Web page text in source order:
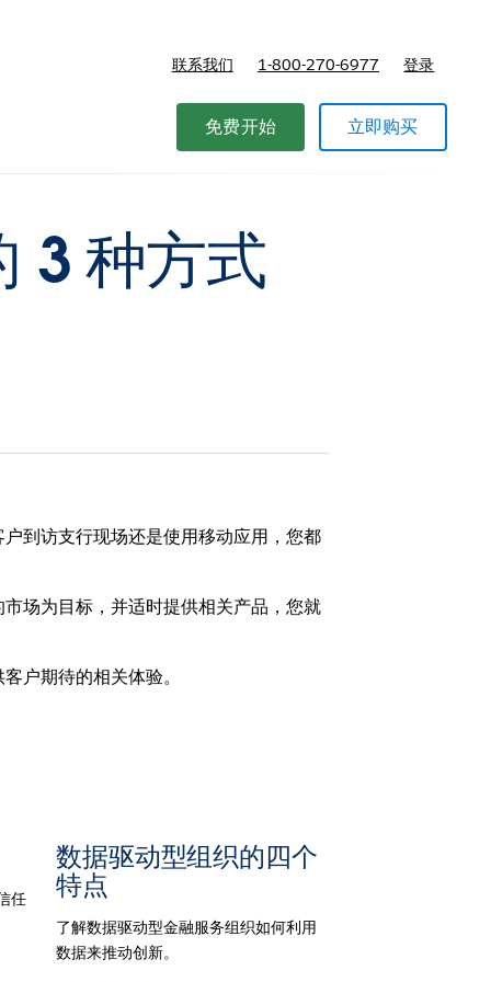
联系我们 1-800-270-6977 登录
免费开始 立即购买
3 种方式
到访支行现场还是使用移动应用，您都
场为目标，并适时提供相关产品，您就
户期待的相关体验。
任
数据驱动型组织的四个
特点
了解数据驱动型金融服务组织如何利用
数据来推动创新。